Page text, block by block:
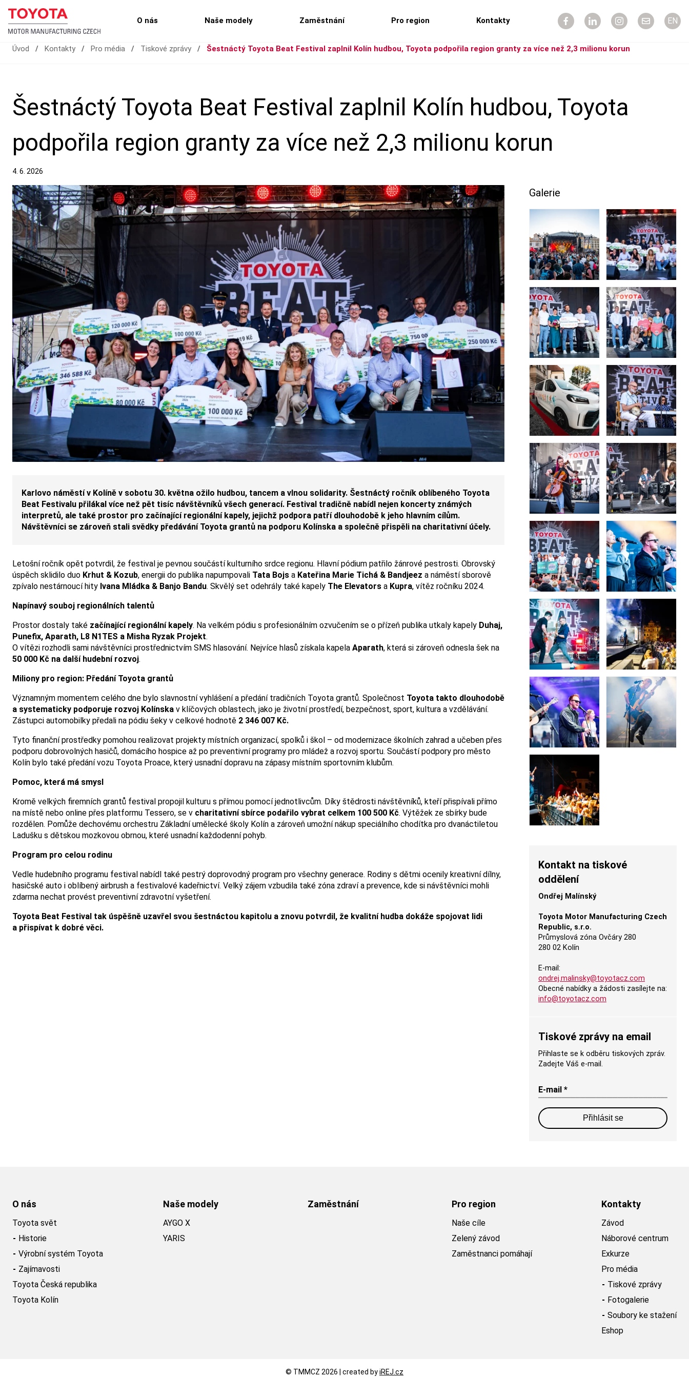
O nás Naše modely Zaměstnání Pro region Kontakty EN
Úvod / Kontakty / Pro média / Tiskové zprávy / Šestnáctý Toyota Beat Festival zaplnil Kolín hudbou, Toyota podpořila region granty za více než 2,3 milionu korun
Šestnáctý Toyota Beat Festival zaplnil Kolín hudbou, Toyota
podpořila region granty za více než 2,3 milionu korun
4. 6. 2026
Karlovo náměstí v Kolíně v sobotu 30. května ožilo hudbou, tancem a vlnou solidarity. Šestnáctý ročník oblíbeného Toyota
Beat Festivalu přilákal více než pět tisíc návštěvníků všech generací. Festival tradičně nabídl nejen koncerty známých
interpretů, ale také prostor pro začínající regionální kapely, jejichž podpora patří dlouhodobě k jeho hlavním cílům.
Návštěvníci se zároveň stali svědky předávání Toyota grantů na podporu Kolínska a společně přispěli na charitativní účely.
Letošní ročník opět potvrdil, že festival je pevnou součástí kulturního srdce regionu. Hlavní pódium patřilo žánrové pestrosti. Obrovský
úspěch sklidilo duo Krhut & Kozub, energii do publika napumpovali Tata Bojs a Kateřina Marie Tichá & Bandjeez a náměstí sborově
zpívalo nestárnoucí hity Ivana Mládka & Banjo Bandu. Skvělý set odehrály také kapely The Elevators a Kupra, vítěz ročníku 2024.
Napínavý souboj regionálních talentů
Prostor dostaly také začínající regionální kapely. Na velkém pódiu s profesionálním ozvučením se o přízeň publika utkaly kapely Duhaj,
Punefix, Aparath, L8 N1TES a Misha Ryzak Projekt.
O vítězi rozhodli sami návštěvníci prostřednictvím SMS hlasování. Nejvíce hlasů získala kapela Aparath, která si zároveň odnesla šek na
50 000 Kč na další hudební rozvoj.
Miliony pro region: Předání Toyota grantů
Významným momentem celého dne bylo slavnostní vyhlášení a předání tradičních Toyota grantů. Společnost Toyota takto dlouhodobě
a systematicky podporuje rozvoj Kolínska v klíčových oblastech, jako je životní prostředí, bezpečnost, sport, kultura a vzdělávání.
Zástupci automobilky předali na pódiu šeky v celkové hodnotě 2 346 007 Kč.
Tyto finanční prostředky pomohou realizovat projekty místních organizací, spolků i škol – od modernizace školních zahrad a učeben přes
podporu dobrovolných hasičů, domácího hospice až po preventivní programy pro mládež a rozvoj sportu. Součástí podpory pro město
Kolín bylo také předání vozu Toyota Proace, který usnadní dopravu na zápasy místním sportovním klubům.
Pomoc, která má smysl
Kromě velkých firemních grantů festival propojil kulturu s přímou pomocí jednotlivcům. Díky štědrosti návštěvníků, kteří přispívali přímo
na místě nebo online přes platformu Tessero, se v charitativní sbírce podařilo vybrat celkem 100 500 Kč. Výtěžek ze sbírky bude
rozdělen. Pomůže dechovému orchestru Základní umělecké školy Kolín a zároveň umožní nákup speciálního chodítka pro dvanáctiletou
Ladušku s dětskou mozkovou obrnou, které usnadní každodenní pohyb.
Program pro celou rodinu
Vedle hudebního programu festival nabídl také pestrý doprovodný program pro všechny generace. Rodiny s dětmi ocenily kreativní dílny,
hasičské auto i oblíbený airbrush a festivalové kadeřnictví. Velký zájem vzbudila také zóna zdraví a prevence, kde si návštěvníci mohli
zdarma nechat provést preventivní zdravotní vyšetření.
Toyota Beat Festival tak úspěšně uzavřel svou šestnáctou kapitolu a znovu potvrdil, že kvalitní hudba dokáže spojovat lidi
a přispívat k dobré věci.
Galerie
Kontakt na tiskové
oddělení
Ondřej Malínský
Toyota Motor Manufacturing Czech
Republic, s.r.o.
Průmyslová zóna Ovčáry 280
280 02 Kolín
E-mail:
ondrej.malinsky@toyotacz.com
Obecné nabídky a žádosti zasílejte na:
info@toyotacz.com
Tiskové zprávy na email
Přihlaste se k odběru tiskových zpráv.
Zadejte Váš e-mail.
E-mail *
Přihlásit se
O nás
Toyota svět
Historie
Výrobní systém Toyota
Zajímavosti
Toyota Česká republika
Toyota Kolín
Naše modely
AYGO X
YARIS
Zaměstnání Pro region
Naše cíle
Zelený závod
Zaměstnanci pomáhají
Kontakty
Závod
Náborové centrum
Exkurze
Pro média
Tiskové zprávy
Fotogalerie
Soubory ke stažení
Eshop
© TMMCZ 2026 | created byiREJ.cz